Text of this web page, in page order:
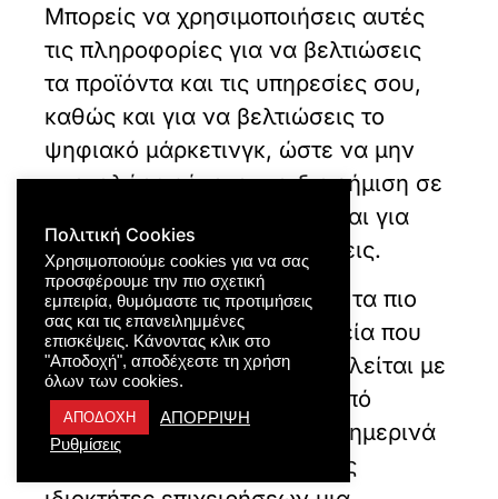
Μπορείς να χρησιμοποιήσεις αυτές
τις πληροφορίες για να βελτιώσεις
τα προϊόντα και τις υπηρεσίες σου,
καθώς και για να βελτιώσεις το
ψηφιακό μάρκετινγκ, ώστε να μην
σπαταλάς χρήματα για διαφήμιση σε
άτομα που δεν ενδιαφέρονται για
αυτά που έχεις να προσφέρεις.
Η Google Ads είναι ένα από τα πιο
ισχυρά διαφημιστικά εργαλεία που
δημιουργήθηκαν ποτέ. Ασχολείται με
εκατομμύρια αναζητήσεις από
χρήστες του Διαδικτύου καθημερινά
και στη συνέχεια δίνει στους
Πολιτική Cookies
Χρησιμοποιούμε cookies για να σας
προσφέρουμε την πιο σχετική
εμπειρία, θυμόμαστε τις προτιμήσεις
σας και τις επανειλημμένες
επισκέψεις. Κάνοντας κλικ στο
"Αποδοχή", αποδέχεστε τη χρήση
όλων των cookies.
ΑΠΟΔΟΧΗ
ΑΠΟΡΡΙΨΗ
Ρυθμίσεις